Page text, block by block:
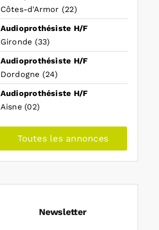
Côtes-d'Armor (22)
Audioprothésiste H/F
Gironde (33)
Audioprothésiste H/F
Dordogne (24)
Audioprothésiste H/F
Aisne (02)
Toutes les annonces
Newsletter